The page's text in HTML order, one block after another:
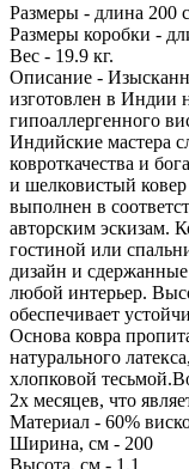
Размеры - длина 200
Размеры коробки -
Вес - 19.9 кг.
Описание -
изготовлен в Индии
гипоаллергенного
Индийские мастера
ковроткачества и
и шелковистый
выполнен в
авторским эскизам.
гостиной или
дизайн и
любой интерьер.
обеспечивает
Основа ковра
натурального
хлопковой
2х месяцев, что
Материал - 60%
Ширина, см - 200
Высота, см - 1,1